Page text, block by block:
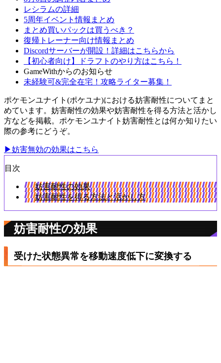
レシラムの詳細
5周年イベント情報まとめ
まとめ買いパックは買うべき？
復帰トレーナー向け情報まとめ
Discordサーバーが開設！詳細はこちらから
【初心者向け】ドラフトのやり方はこちら！
GameWithからのお知らせ
未経験可&完全在宅！攻略ライター募集！
ポケモンユナイト(ポケユナ)における妨害耐性についてまと
めています。妨害耐性の効果や妨害耐性を得る方法と活かし
方などを掲載。ポケモンユナイト妨害耐性とは何か知りたい
際の参考にどうぞ。
▶妨害無効の効果はこちら
目次
妨害耐性の効果
妨害耐性を得る方法と活かし方
妨害耐性の効果
受けた状態異常を移動速度低下に変換する